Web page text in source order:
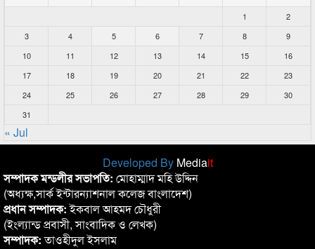
1
2
3
4 5 6 7 8
9
10
11 12 13 14 15
16
17
18 19 20 21 22
23
24
25 26 27 28 29
30
31
« Jul
Developed By Mediait
সম্পাদক মন্ডলীর সভাপতি: মোহাম্মাদ মহি উদ্দিন
(অধ্যক্ষ,সার্ক ইন্টারন্যাশনাল কলেজ বাংলাদেশ)
প্রধান সম্পাদক:ইকবাল আহমদ চৌধুরী
(ইংল্যান্ড প্রবাসী, সাংবাদিক ও লেখক)
সম্পাদক:তাওহীদুল ইসলাম